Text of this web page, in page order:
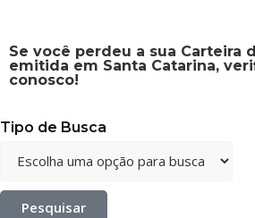
Se você perdeu a sua Carteira
emitida em Santa Catarina,
conosco!
Tipo de Busca
Pesquisar